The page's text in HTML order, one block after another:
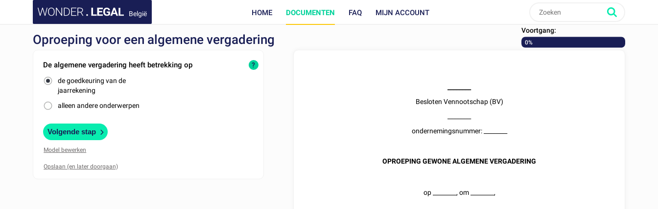
België HOME DOCUMENTEN FAQ MIJN ACCOUNT
Oproeping voor een algemene vergadering
Voortgang:
0%
De algemene vergadering heeft betrekking op
de goedkeuring van de
jaarrekening
alleen andere onderwerpen
?
Volgende stap
Model bewerken
Besloten Vennootschap (BV)
ondernemingsnummer:
OPROEPING GEWONE ALGEMENE VERGADERING
op , om ,